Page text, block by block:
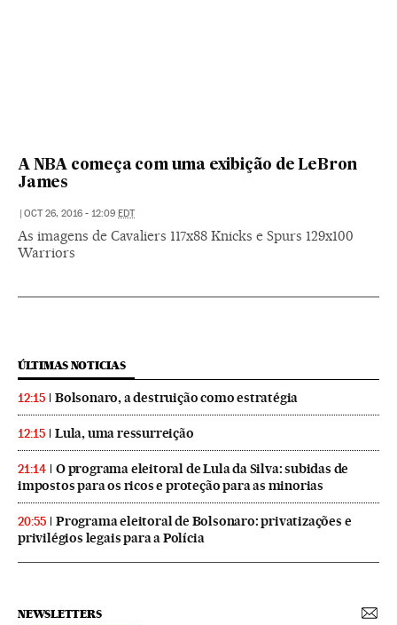
A NBA começa com uma exibição de LeBron
James
OCT 26, 2016 - 12:09 EDT
As imagens de Cavaliers 117x88 Knicks e Spurs 129x100
Warriors
ÚLTIMAS NOTICIAS
12:15 Bolsonaro, a destruição como estratégia
12:15 Lula, uma ressurreição
21:14
O programa eleitoral de Lula da Silva: subidas de
impostos para os ricos e proteção para as minorias
20:55
Programa eleitoral de Bolsonaro: privatizações e
privilégios legais para a Polícia
NEWSLETTERS